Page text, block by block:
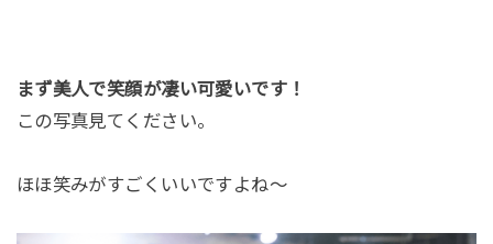
まず美人で笑顔が凄い可愛いです！
この写真見てください。
ほほ笑みがすごくいいですよね～